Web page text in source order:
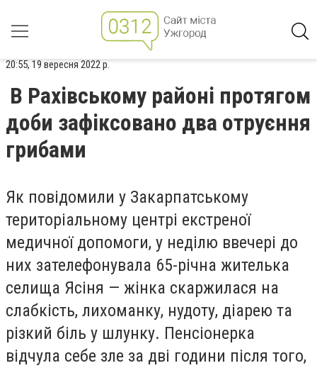
20:55, 19 вересня 2022 р.
В Рахівському районі протягом
доби зафіксовано два отруєння
грибами
Як повідомили у Закарпатському
територіальному центрі екстреної
медичної допомоги, у неділю ввечері до
них зателефонувала 65-річна жителька
селища Ясіня — жінка скаржилася на
слабкість, лихоманку, нудоту, діарею та
різкий біль у шлунку. Пенсіонерка
відчула себе зле за дві години після того,